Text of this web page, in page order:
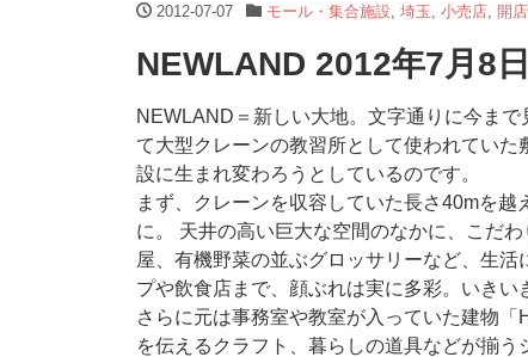
2012-07-07 モール・集合施設, 埼玉 小売店, 開
NEWLAND 2012年7月8
NEWLAND＝新しい大地。文字通りに今ま
て大型クレーンの教習所として使われてい
設に生まれ変わろうとしているのです。
まず、クレーンを収容していた長さ40mを
に。 天井の高い巨大な空間のなかに、こだ
屋、有機野菜の並ぶグロッサリーなど、生
プや飲食店まで、顔ぶれは実に多彩。いきい
さらに元は事務室や教室が入っていた建物
を伝えるクラフト、暮らしの道具などが揃う